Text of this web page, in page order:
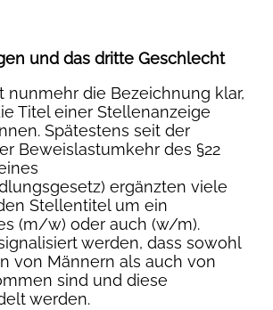
und das dritte Geschlecht
nunmehr die Bezeichnung klar,
Titel einer Stellenanzeige
Spätestens seit der
Beweislastumkehr des §22
ergänzten viele
Stellentitel um ein
(m/w) oder auch (w/m).
werden, dass sowohl
von Männern als auch von
sind und diese
werden.